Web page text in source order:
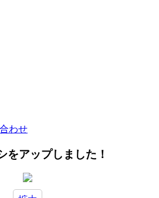
わせ
をアップしました！